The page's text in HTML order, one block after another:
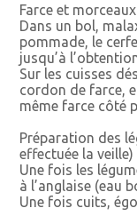
Farce et
Dans un bol,
pommade, le
jusqu’à
Sur les cuisses
cordon de farce,
même farce côté
Préparation des
effectuée la veille)
Une fois les
à l’anglaise (eau
Une fois cuits,